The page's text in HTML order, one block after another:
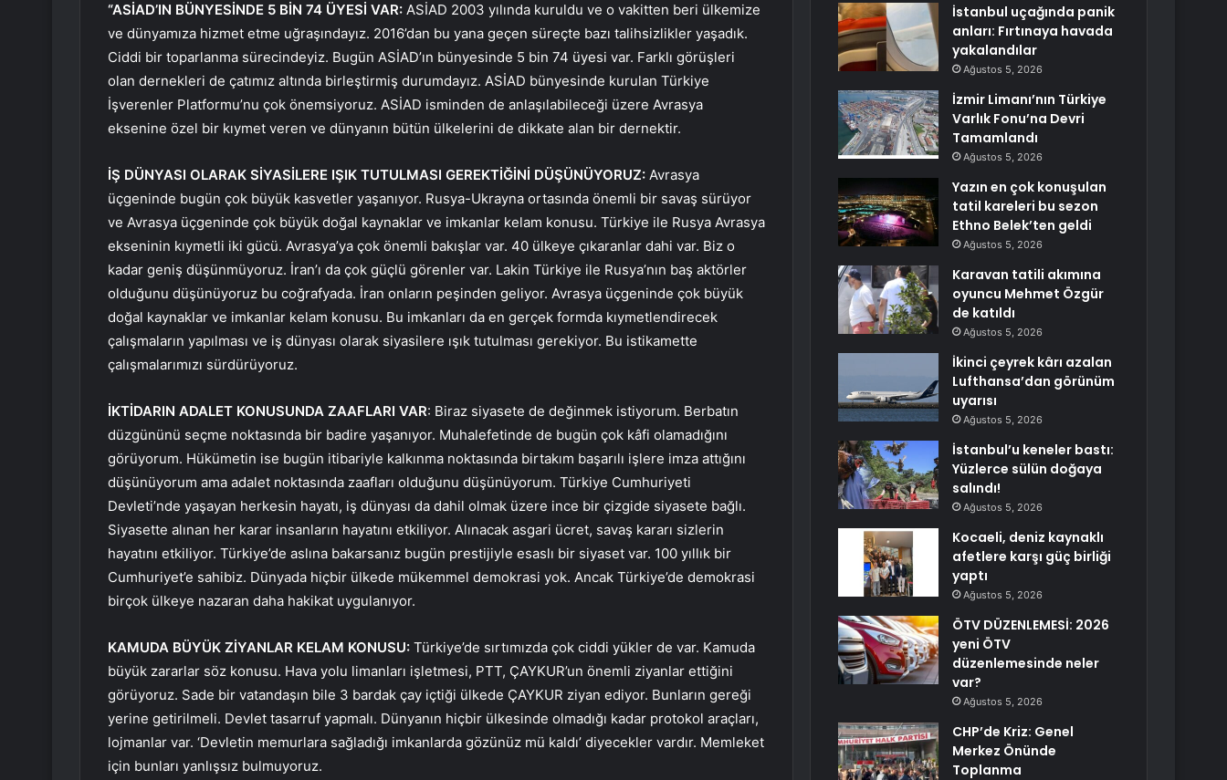
“ASİAD’IN BÜNYESİNDE 5 BİN 74 ÜYESİ VAR: ASİAD 2003 yılında kuruldu ve o vakitten beri ülkemize
ve dünyamıza hizmet etme uğraşındayız. 2016’dan bu yana geçen süreçte bazı talihsizlikler yaşadık.
Ciddi bir toparlanma sürecindeyiz. Bugün ASİAD’ın bünyesinde 5 bin 74 üyesi var. Farklı görüşleri
olan dernekleri de çatımız altında birleştirmiş durumdayız. ASİAD bünyesinde kurulan Türkiye
İşverenler Platformu’nu çok önemsiyoruz. ASİAD isminden de anlaşılabileceği üzere Avrasya
eksenine özel bir kıymet veren ve dünyanın bütün ülkelerini de dikkate alan bir dernektir.
İŞ DÜNYASI OLARAK SİYASİLERE IŞIK TUTULMASI GEREKTİĞİNİ DÜŞÜNÜYORUZ: Avrasya
üçgeninde bugün çok büyük kasvetler yaşanıyor. Rusya-Ukrayna ortasında önemli bir savaş sürüyor
ve Avrasya üçgeninde çok büyük doğal kaynaklar ve imkanlar kelam konusu. Türkiye ile Rusya Avrasya
ekseninin kıymetli iki gücü. Avrasya’ya çok önemli bakışlar var. 40 ülkeye çıkaranlar dahi var. Biz o
kadar geniş düşünmüyoruz. İran’ı da çok güçlü görenler var. Lakin Türkiye ile Rusya’nın baş aktörler
olduğunu düşünüyoruz bu coğrafyada. İran onların peşinden geliyor. Avrasya üçgeninde çok büyük
doğal kaynaklar ve imkanlar kelam konusu. Bu imkanları da en gerçek formda kıymetlendirecek
çalışmaların yapılması ve iş dünyası olarak siyasilere ışık tutulması gerekiyor. Bu istikamette
çalışmalarımızı sürdürüyoruz.
İKTİDARIN ADALET KONUSUNDA ZAAFLARI VAR: Biraz siyasete de değinmek istiyorum. Berbatın
düzgününü seçme noktasında bir badire yaşanıyor. Muhalefetinde de bugün çok kâfi olamadığını
görüyorum. Hükümetin ise bugün itibariyle kalkınma noktasında birtakım başarılı işlere imza attığını
düşünüyorum ama adalet noktasında zaafları olduğunu düşünüyorum. Türkiye Cumhuriyeti
Devleti’nde yaşayan herkesin hayatı, iş dünyası da dahil olmak üzere ince bir çizgide siyasete bağlı.
Siyasette alınan her karar insanların hayatını etkiliyor. Alınacak asgari ücret, savaş kararı sizlerin
hayatını etkiliyor. Türkiye’de aslına bakarsanız bugün prestijiyle esaslı bir siyaset var. 100 yıllık bir
Cumhuriyet’e sahibiz. Dünyada hiçbir ülkede mükemmel demokrasi yok. Ancak Türkiye’de demokrasi
birçok ülkeye nazaran daha hakikat uygulanıyor.
KAMUDA BÜYÜK ZİYANLAR KELAM KONUSU: Türkiye’de sırtımızda çok ciddi yükler de var. Kamuda
büyük zararlar söz konusu. Hava yolu limanları işletmesi, PTT, ÇAYKUR’un önemli ziyanlar ettiğini
görüyoruz. Sade bir vatandaşın bile 3 bardak çay içtiği ülkede ÇAYKUR ziyan ediyor. Bunların gereği
yerine getirilmeli. Devlet tasarruf yapmalı. Dünyanın hiçbir ülkesinde olmadığı kadar protokol araçları,
lojmanlar var. ‘Devletin memurlara sağladığı imkanlarda gözünüz mü kaldı’ diyecekler vardır. Memleket
için bunları yanlışsız bulmuyoruz.
İstanbul uçağında panik
anları: Fırtınaya havada
yakalandılar
Ağustos 5, 2026
İzmir Limanı’nın Türkiye
Varlık Fonu’na Devri
Tamamlandı
Ağustos 5, 2026
Yazın en çok konuşulan
tatil kareleri bu sezon
Ethno Belek’ten geldi
Ağustos 5, 2026
Karavan tatili akımına
oyuncu Mehmet Özgür
de katıldı
Ağustos 5, 2026
İkinci çeyrek kârı azalan
Lufthansa’dan görünüm
uyarısı
Ağustos 5, 2026
İstanbul’u keneler bastı:
Yüzlerce sülün doğaya
salındı!
Ağustos 5, 2026
Kocaeli, deniz kaynaklı
afetlere karşı güç birliği
yaptı
Ağustos 5, 2026
ÖTV DÜZENLEMESİ: 2026
yeni ÖTV
düzenlemesinde neler
var?
Ağustos 5, 2026
CHP’de Kriz: Genel
Merkez Önünde
Toplanma